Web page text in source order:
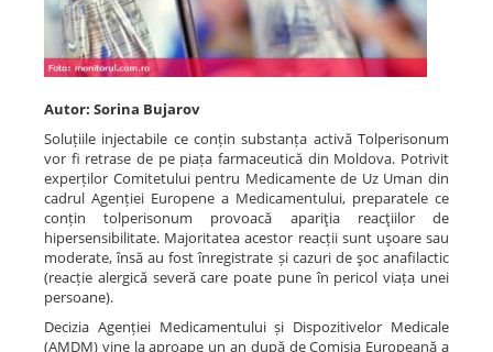
Autor: Sorina Bujarov
Soluțiile injectabile ce conțin substanța activă Tolperisonum
vor fi retrase de pe piața farmaceutică din Moldova. Potrivit
experților Comitetului pentru Medicamente de Uz Uman din
cadrul Agenției Europene a Medicamentului, preparatele ce
conțin tolperisonum provoacă apariţia reacţiilor de
hipersensibilitate. Majoritatea acestor reacții sunt uşoare sau
moderate, însă au fost înregistrate și cazuri de şoc anafilactic
(reacție alergică severă care poate pune în pericol viața unei
persoane).
Decizia Agenției Medicamentului și Dispozitivelor Medicale
(AMDM) vine la aproape un an după de Comisia Europeană a